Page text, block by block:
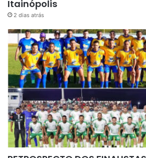
Itainópolis
2 dias atrás